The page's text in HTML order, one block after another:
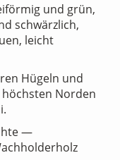
und grün,
schwärzlich,
leicht
Hügeln und
Norden
—